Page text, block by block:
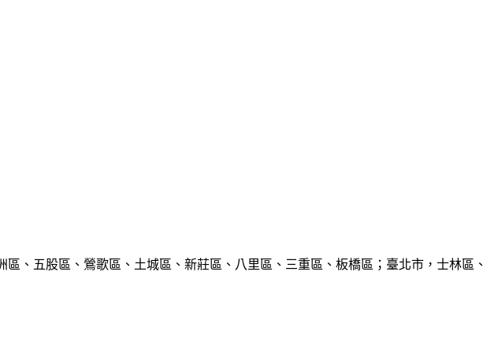
、五股區、鶯歌區、土城區、新莊區、八里區、三重區、板橋區；臺北市，士林區、